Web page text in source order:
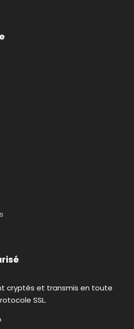
cryptés et transmis en toute
SSL.